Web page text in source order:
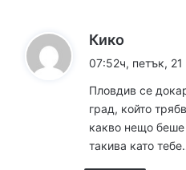
Кико
а
:
07:52ч, петък,
Пловдив се
град, който
какво нещо
такива като